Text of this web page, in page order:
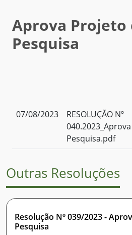
Aprova Projeto
Pesquisa
07/08/2023
RESOLUÇÃO Nº
Pesquisa.pdf
Outras Resoluções
Resolução Nº 039/2023 -
Pesquisa